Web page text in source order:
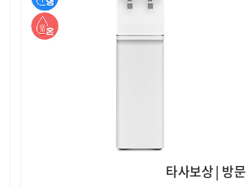
타사보상 | 방문